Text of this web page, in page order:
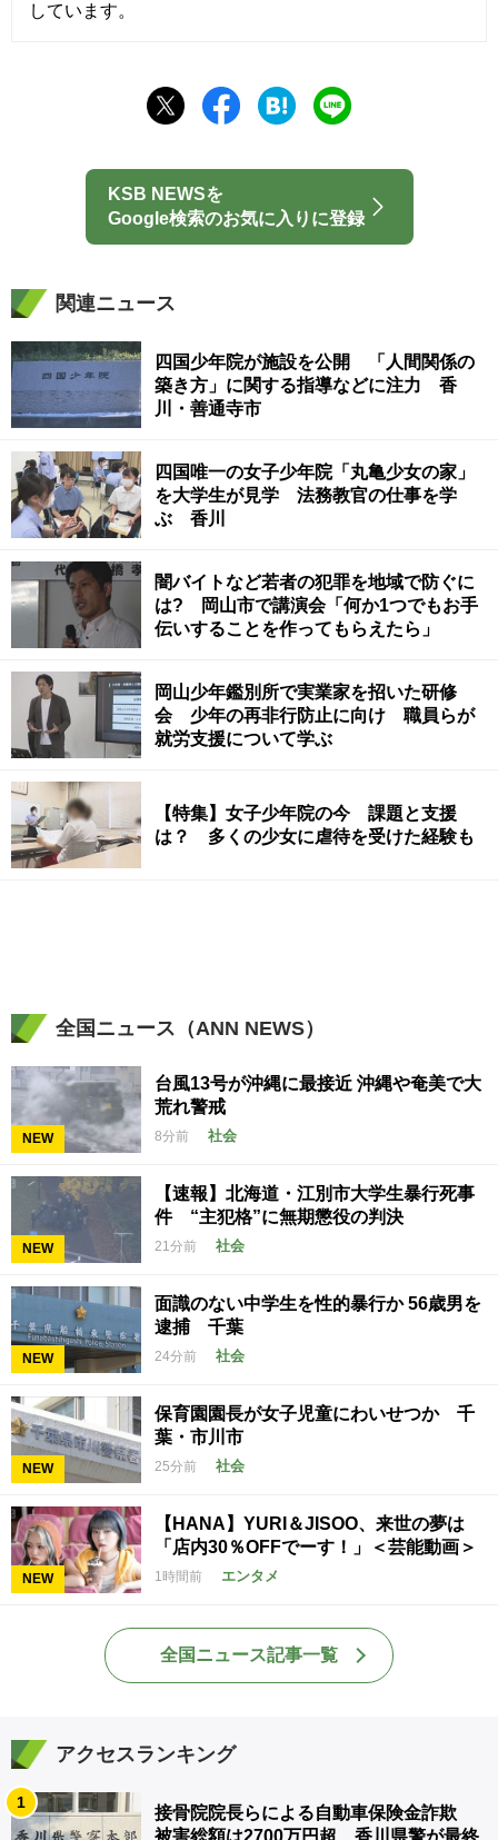
しています。
KSB NEWSを
Google検索のお気に入りに登録
関連ニュース
四国少年院が施設を公開 「人間関係の
築き方」に関する指導などに注力 香
川・善通寺市
四国唯一の女子少年院「丸亀少女の家」
を大学生が見学 法務教官の仕事を学
ぶ 香川
闇バイトなど若者の犯罪を地域で防ぐに
は? 岡山市で講演会「何か1つでもお手
伝いすることを作ってもらえたら」
岡山少年鑑別所で実業家を招いた研修
会 少年の再非行防止に向け 職員らが
就労支援について学ぶ
【特集】女子少年院の今 課題と支援
は？ 多くの少女に虐待を受けた経験も
全国ニュース（ANN NEWS）
NEW
台風13号が沖縄に最接近 沖縄や奄美で大
荒れ警戒
8分前 社会
NEW
【速報】北海道・江別市大学生暴行死事
件 “主犯格”に無期懲役の判決
21分前 社会
NEW
面識のない中学生を性的暴行か 56歳男を
逮捕 千葉
24分前 社会
NEW
保育園園長が女子児童にわいせつか 千
葉・市川市
25分前 社会
NEW
【HANA】YURI＆JISOO、来世の夢は
「店内30％OFFでーす！」＜芸能動画＞
1時間前 エンタメ
全国ニュース記事一覧
アクセスランキング
1
接骨院院長らによる自動車保険金詐欺
被害総額は2700万円超 香川県警が最終